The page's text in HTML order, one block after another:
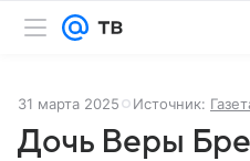
31 марта 2025 Источник:
Дочь Веры